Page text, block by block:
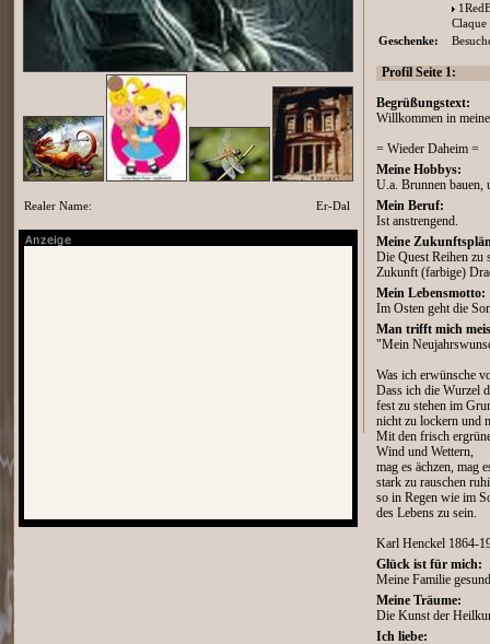
Claque
Geschenke:
Profil Seite 1:
Begrüßungstext:
Willkommen in
= Wieder Daheim =
Meine Hobbys:
U.a. Brunnen bauen,
Mein Beruf:
Ist anstrengend.
Meine
Die Quest Reihen zu
Zukunft (farbige)
Mein Lebensmotto:
Im Osten geht die
Man trifft mich
"Mein
Was ich erwünsche
Dass ich die Wurzel
fest zu stehen im
nicht zu lockern und
Mit den frisch
Wind und Wettern,
mag es ächzen, mag
stark zu rauschen
so in Regen wie im
des Lebens zu sein.
Karl Henckel 1864-
Glück ist für mich:
Meine Familie
Meine Träume:
Die Kunst der
Ich liebe:
Realer Name: Er-Dal